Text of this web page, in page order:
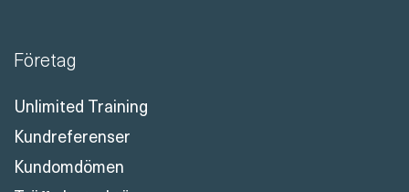
Företag
Unlimited Training
Kundreferenser
Kundomdömen